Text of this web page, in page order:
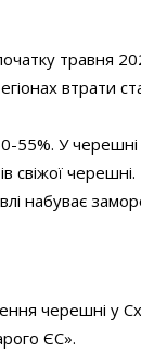
травня
втрати
55%. У
свіжої
набуває
черешні у
ЄС».